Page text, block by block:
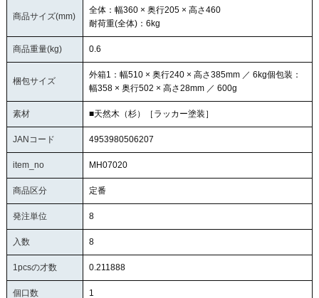
商品サイズ(mm)
全体：幅360 × 奥行205 × 高さ460
耐荷重(全体)：6kg
商品重量(kg) 0.6
梱包サイズ
外箱1：幅510 × 奥行240 × 高さ385mm ／ 6kg個包装：
幅358 × 奥行502 × 高さ28mm ／ 600g
素材 ■天然木（杉）［ラッカー塗装］
JANコード 4953980506207
item_no MH07020
商品区分 定番
発注単位 8
入数 8
1pcsの才数 0.211888
個口数 1